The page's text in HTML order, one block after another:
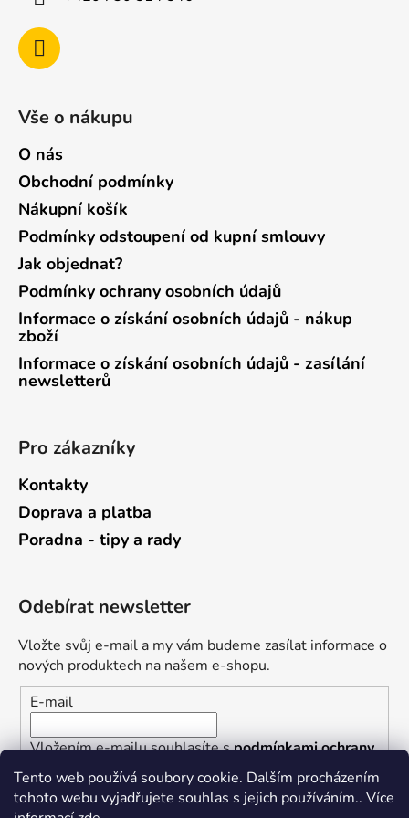
Tento web používá soubory cookie. Dalším procházením
tohoto webu vyjadřujete souhlas s jejich používáním.. Více
Vše o nákupu
O nás
Obchodní podmínky
Nákupní košík
Podmínky odstoupení od kupní smlouvy
Jak objednat?
Podmínky ochrany osobních údajů
Informace o získání osobních údajů - nákup
zboží
Informace o získání osobních údajů - zasílání
newsletterů
Pro zákazníky
Kontakty
Doprava a platba
Poradna - tipy a rady
Odebírat newsletter
Vložte svůj e-mail a my vám budeme zasílat informace o
nových produktech na našem e-shopu.
E-mail
Vložením e-mailu souhlasíte spodmínkami ochrany
osobních údajů
PŘIHLÁSIT SE